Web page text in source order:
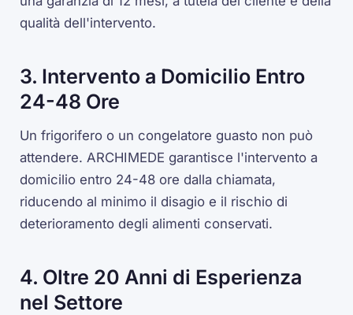
qualità dell'intervento.
3. Intervento a Domicilio Entro
24-48 Ore
Un frigorifero o un congelatore guasto non può
attendere. ARCHIMEDE garantisce l'intervento a
domicilio entro 24-48 ore dalla chiamata,
riducendo al minimo il disagio e il rischio di
deterioramento degli alimenti conservati.
4. Oltre 20 Anni di Esperienza
nel Settore